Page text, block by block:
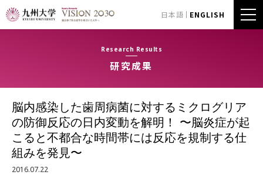
日本語 ENGLISH
Research Results
研究成果
脳内感染した歯周病菌に対するミクログリア
の防御反応の日内変動を解明！ 〜脳炎症が起
こると不都合な時間帯には反応を規制する仕
組みを発見〜
2016.07.22